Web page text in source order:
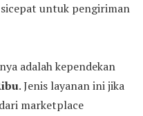
untuk pengiriman
adalah kependekan
. Jenis layanan ini jika
marketplace